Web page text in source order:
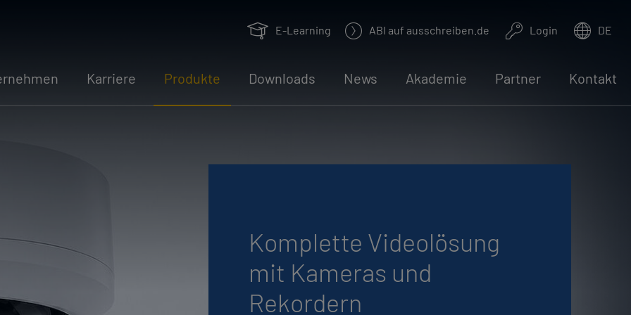
E-Learning ABI auf aus­schrei­ben.de Login DE
Kar­rie­re Pro­duk­te Down­loads News Aka­de­mie Part­ner Kon­takt
Kom­plet­te Vi­deo­lö­sung
mit Ka­me­ras und
Re­kor­dern